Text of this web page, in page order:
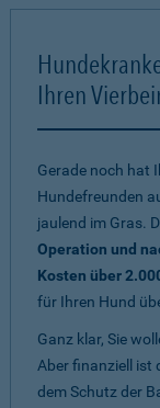
Ihren
Gerade noch hat
Hundefreunden
jaulend im Gras.
Operation und
Kosten über
für Ihren Hund
Ganz klar, Sie
Aber finanziell ist
dem Schutz der